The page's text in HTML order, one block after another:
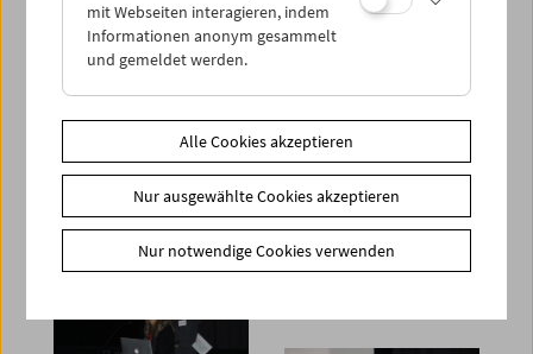
mit Webseiten interagieren, indem
Informationen anonym gesammelt
und gemeldet werden.
Alle Cookies akzeptieren
Nur ausgewählte Cookies akzeptieren
Nur notwendige Cookies verwenden